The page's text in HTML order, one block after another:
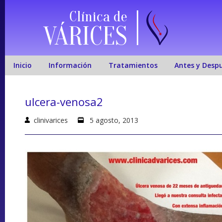
Clínica de
VÁRICES
Inicio Información Tratamientos Antes y
ulcera-venosa2
clinivarices 5 agosto, 2013